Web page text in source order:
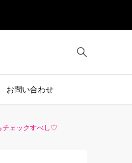

お問い合わせ
チェックすべし♡